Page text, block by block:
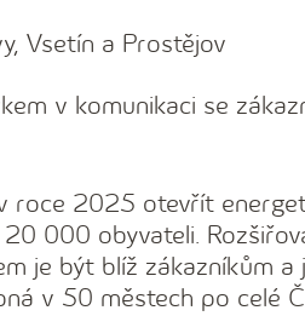
Vsetín a Prostějov
v komunikaci se
roce 2025 otevřít
000 obyvateli.
je být blíž zákazníkům a
v 50 městech po celé